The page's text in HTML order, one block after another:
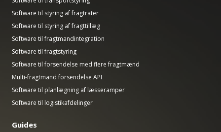
Software til styring af fragtrater
Software til styring af fragttillæg
Software til fragtmandintegration
Software til fragtstyring
Software til forsendelse med flere fragtmænd
Multi-fragtmand forsendelse API
Software til planlægning af læsseramper
Software til logistikafdelinger
Guides